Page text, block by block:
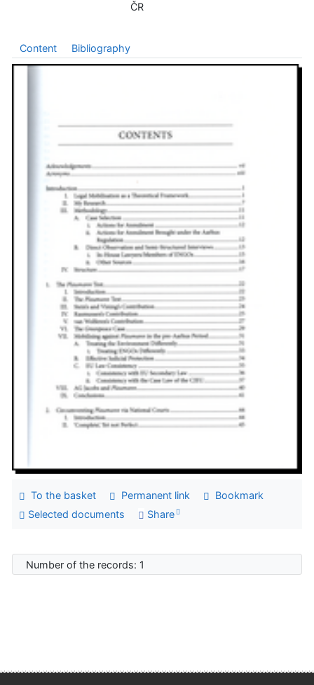
ČR
Content Bibliography
To the basket Permanent link
Bookmark
Selected documents
Share
Number of the records: 1